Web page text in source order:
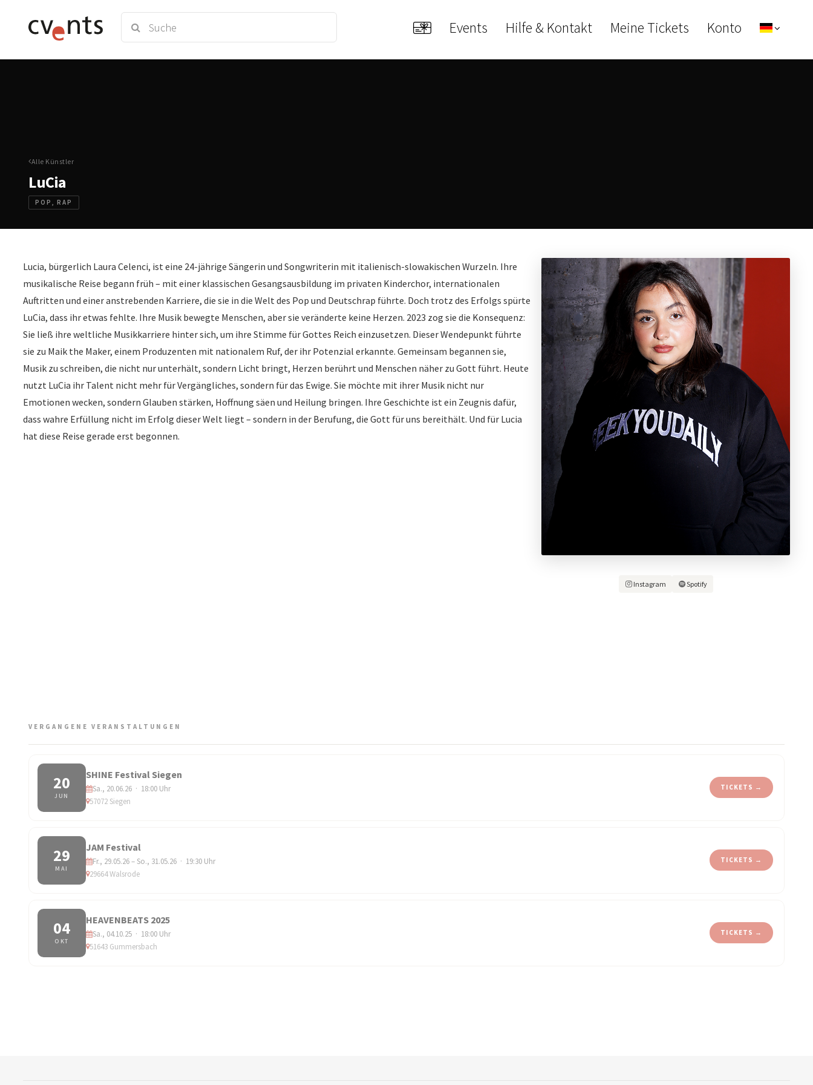
Events Hilfe & Kontakt Meine Tickets Konto
Alle Künstler
LuCia
POP, RAP
Lucia, bürgerlich Laura Celenci, ist eine 24-jährige Sängerin und Songwriterin mit italienisch-slowakischen Wurzeln. Ihre
musikalische Reise begann früh – mit einer klassischen Gesangsausbildung im privaten Kinderchor, internationalen
Auftritten und einer anstrebenden Karriere, die sie in die Welt des Pop und Deutschrap führte. Doch trotz des Erfolgs spürte
LuCia, dass ihr etwas fehlte. Ihre Musik bewegte Menschen, aber sie veränderte keine Herzen. 2023 zog sie die Konsequenz:
Sie ließ ihre weltliche Musikkarriere hinter sich, um ihre Stimme für Gottes Reich einzusetzen. Dieser Wendepunkt führte
sie zu Maik the Maker, einem Produzenten mit nationalem Ruf, der ihr Potenzial erkannte. Gemeinsam begannen sie,
Musik zu schreiben, die nicht nur unterhält, sondern Licht bringt, Herzen berührt und Menschen näher zu Gott führt. Heute
nutzt LuCia ihr Talent nicht mehr für Vergängliches, sondern für das Ewige. Sie möchte mit ihrer Musik nicht nur
Emotionen wecken, sondern Glauben stärken, Hoffnung säen und Heilung bringen. Ihre Geschichte ist ein Zeugnis dafür,
dass wahre Erfüllung nicht im Erfolg dieser Welt liegt – sondern in der Berufung, die Gott für uns bereithält. Und für Lucia
hat diese Reise gerade erst begonnen.
Instagram Spotify
VERGANGENE VERANSTALTUNGEN
20
JUN
SHINE Festival Siegen
Sa., 20.06.26 · 18:00 Uhr
57072 Siegen
TICKETS →
29
MAI
JAM Festival
Fr., 29.05.26 – So., 31.05.26 · 19:30 Uhr
29664 Walsrode
TICKETS →
04
OKT
HEAVENBEATS 2025
Sa., 04.10.25 · 18:00 Uhr
51643 Gummersbach
TICKETS →